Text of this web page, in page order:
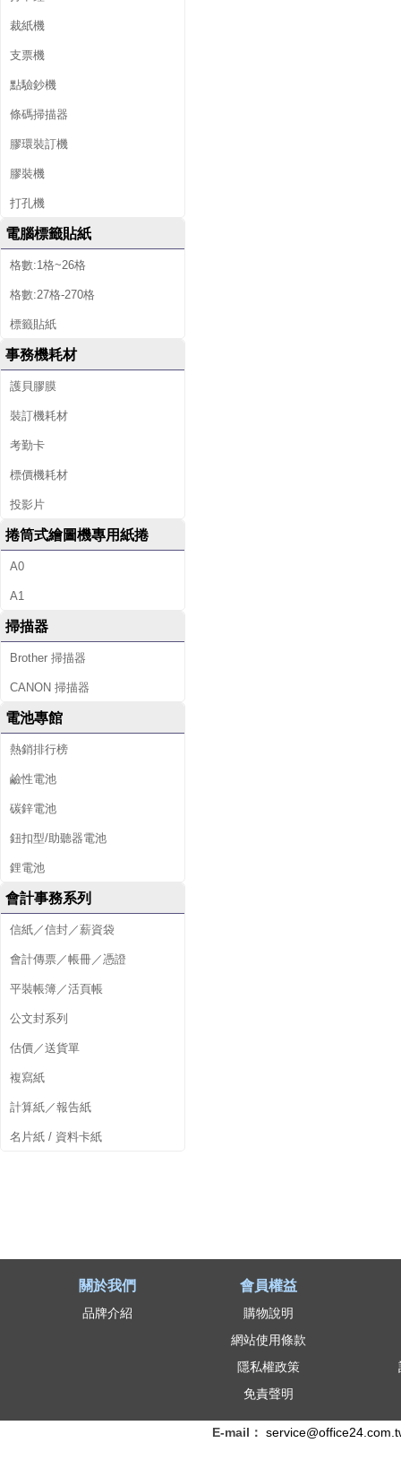
裁紙機
支票機
點驗鈔機
條碼掃描器
膠環裝訂機
膠裝機
打孔機
電腦標籤貼紙
格數:1格~26格
格數:27格-270格
標籤貼紙
事務機耗材
護貝膠膜
裝訂機耗材
考勤卡
標價機耗材
投影片
捲筒式繪圖機專用紙捲
A0
A1
掃描器
Brother 掃描器
CANON 掃描器
電池專館
熱銷排行榜
鹼性電池
碳鋅電池
鈕扣型/助聽器電池
鋰電池
會計事務系列
信紙／信封／薪資袋
會計傳票／帳冊／憑證
平裝帳簿／活頁帳
公文封系列
估價／送貨單
複寫紙
計算紙／報告紙
名片紙 / 資料卡紙
關於我們
品牌介紹
會員權益
購物說明
網站使用條款
隱私權政策
免責聲明
E-mail：